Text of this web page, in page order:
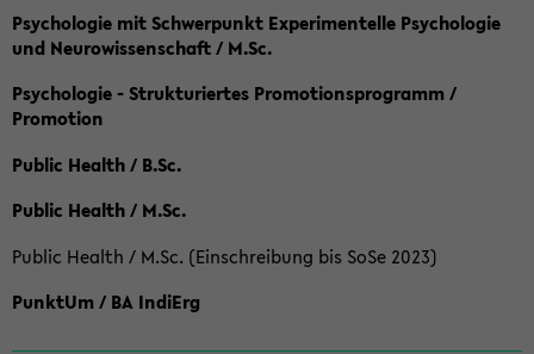
Psychologie mit Schwerpunkt Experimentelle Psychologie
und Neurowissenschaft / M.Sc.
Psychologie - Strukturiertes Promotionsprogramm /
Promotion
Public Health / B.Sc.
Public Health / M.Sc.
Public Health / M.Sc. (Einschreibung bis SoSe 2023)
PunktUm / BA IndiErg